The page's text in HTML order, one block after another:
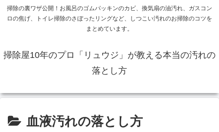
掃除の裏ワザ公開！お風呂のゴムパッキンのカビ、換気扇の油汚れ、ガスコン
ロの焦げ、トイレ掃除のさぼったリングなど、しつこい汚れのお掃除のコツを
まとめています。
掃除屋10年のプロ「リュウジ」が教える本当の汚れの
落とし方
血液汚れの落とし方